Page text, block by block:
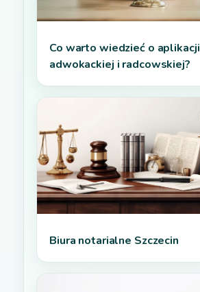
Co warto wiedzieć o aplikacji
adwokackiej i radcowskiej?
Biura notarialne Szczecin